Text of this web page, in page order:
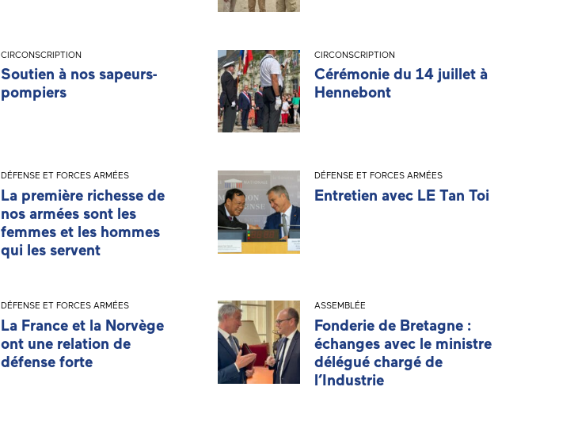
CIRCONSCRIPTION
Soutien à nos sapeurs-
pompiers
CIRCONSCRIPTION
Cérémonie du 14 juillet à
Hennebont
DÉFENSE ET FORCES ARMÉES
La première richesse de
nos armées sont les
femmes et les hommes
qui les servent
DÉFENSE ET FORCES ARMÉES
Entretien avec LE Tan Toi
DÉFENSE ET FORCES ARMÉES
La France et la Norvège
ont une relation de
défense forte
ASSEMBLÉE
Fonderie de Bretagne :
échanges avec le ministre
délégué chargé de
l’Industrie